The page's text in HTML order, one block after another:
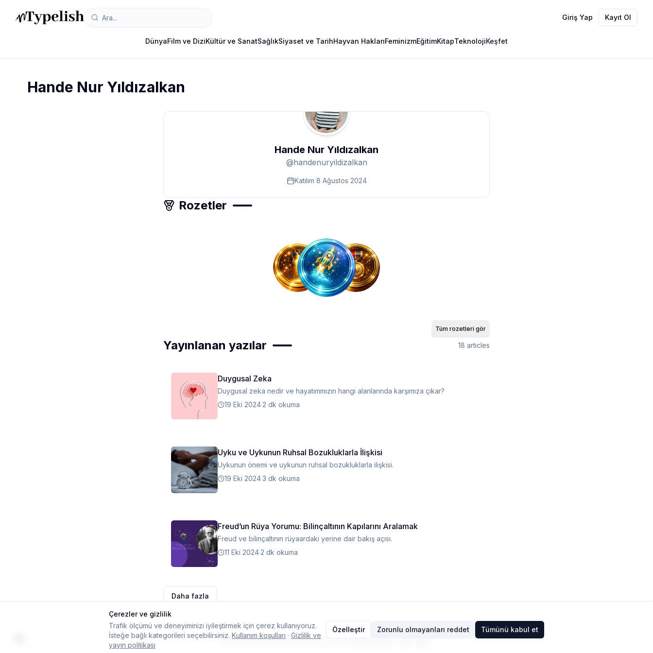
Giriş Yap Kayıt Ol
DünyaFilm ve DiziKültür ve SanatSağlıkSiyaset ve TarihHayvan HaklarıFeminizmEğitimKitapTeknolojiKeşfet
Hande Nur Yıldızalkan
Hande Nur Yıldızalkan
@handenuryildizalkan
Katılım 8 Ağustos 2024
Rozetler
Tüm rozetleri gör
Yayınlanan yazılar 18 articles
Duygusal Zeka
Duygusal zeka nedir ve hayatımmızın hangi alanlarında karşımıza çıkar?
19 Eki 2024·2 dk okuma
Uyku ve Uykunun Ruhsal Bozukluklarla İlişkisi
Uykunun önemi ve uykunun ruhsal bozukluklarla ilişkisi.
19 Eki 2024·3 dk okuma
Freud’un Rüya Yorumu: Bilinçaltının Kapılarını Aralamak
Freud ve bilinçaltının rüyaardaki yerine dair bakış açısı.
11 Eki 2024·2 dk okuma
Daha fazla
© 2026 Typelish·Ana Sayfa·Ekip
Çerezler ve gizlilik
Trafik ölçümü ve deneyiminizi iyileştirmek için çerez kullanıyoruz.
İsteğe bağlı kategorileri seçebilirsiniz. Kullanım koşulları · Gizlilik ve
yayın politikası
Özelleştir Zorunlu olmayanları reddet Tümünü kabul et